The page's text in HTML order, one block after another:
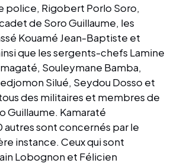
police, Rigobert Porlo Soro,
de Soro Guillaume, les
Kouamé Jean-Baptiste et
que les sergents-chefs Lamine
Souleymane Bamba,
Silué, Seydou Dosso et
des militaires et membres de
Guillaume. Kamaraté
autres sont concernés par le
instance. Ceux qui sont
Lobognon et Félicien